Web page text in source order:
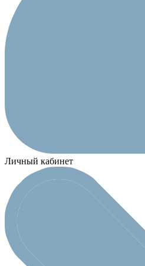
Личный кабинет